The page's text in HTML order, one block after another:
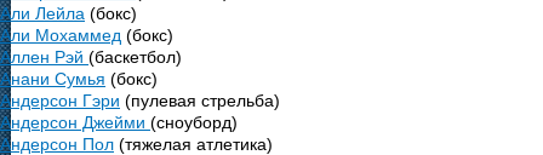
Али Лейла (бокс)
Али Мохаммед (бокс)
Аллен Рэй (баскетбол)
Анани Сумья (бокс)
Андерсон Гэри (пулевая стрельба)
Андерсон Джейми (сноуборд)
Андерсон Пол (тяжелая атлетика)